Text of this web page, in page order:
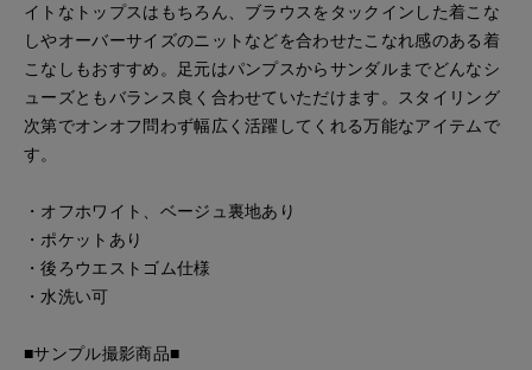
イトなトップスはもちろん、ブラウスをタックインした着こな
しやオーバーサイズのニットなどを合わせたこなれ感のある着
こなしもおすすめ。足元はパンプスからサンダルまでどんなシ
ューズともバランス良く合わせていただけます。スタイリング
次第でオンオフ問わず幅広く活躍してくれる万能なアイテムで
す。
・オフホワイト、ベージュ裏地あり
・ポケットあり
・後ろウエストゴム仕様
・水洗い可
■サンプル撮影商品■